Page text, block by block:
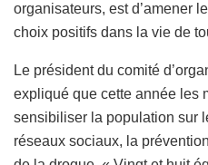
organisateurs, est d’amener
choix positifs dans la vie de
Le président du comité
expliqué que cette année les
sensibiliser la population sur
réseaux sociaux, la